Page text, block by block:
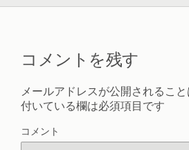
コメントを残す
メールアドレスが公開されること
付いている欄は必須項目です
コメント